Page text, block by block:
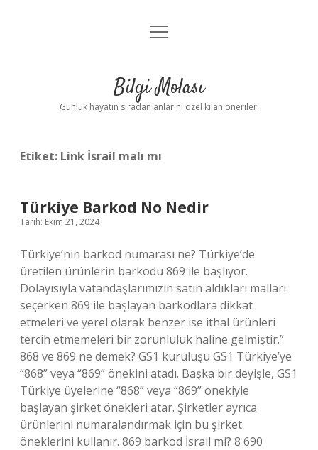
Anasayfa
Yasal Uyarı
menüyü
Bilgi Molası
Günlük hayatın sıradan anlarını özel kılan öneriler.
Etiket: Link İsrail malı mı
Türkiye Barkod No Nedir
Tarih: Ekim 21, 2024
Türkiye’nin barkod numarası ne? Türkiye’de
üretilen ürünlerin barkodu 869 ile başlıyor.
Dolayısıyla vatandaşlarımızın satın aldıkları malları
seçerken 869 ile başlayan barkodlara dikkat
etmeleri ve yerel olarak benzer ise ithal ürünleri
tercih etmemeleri bir zorunluluk haline gelmiştir.”
868 ve 869 ne demek? GS1 kuruluşu GS1 Türkiye’ye
“868” veya “869” önekini atadı. Başka bir deyişle, GS1
Türkiye üyelerine “868” veya “869” önekiyle
başlayan şirket önekleri atar. Şirketler ayrıca
ürünlerini numaralandırmak için bu şirket
öneklerini kullanır. 869 barkod İsrail mi? 8 690